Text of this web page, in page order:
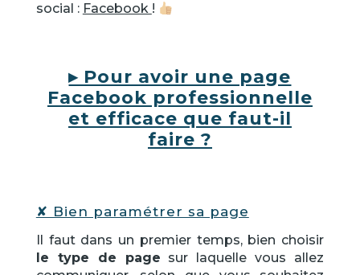
social : Facebook !
▸ Pour avoir une page
Facebook professionnelle
et efficace que faut-il
faire ?
✘ Bien paramétrer sa page
Il faut dans un premier temps, bien choisir
le type de page sur laquelle vous allez